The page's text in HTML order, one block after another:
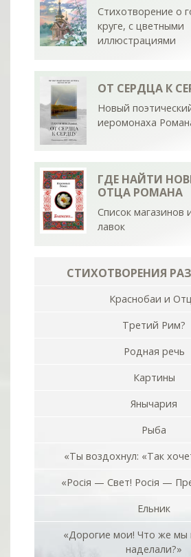
Стихотворение о
круге, с цветными
иллюстрациями
ОТ СЕРДЦА К
Новый
иеромонаха
ГДЕ НАЙТИ
ОТЦА РОМАНА
Список магазинов
лавок
СТИХОТВОРЕНИЯ
Краснобаи и
Третий Рим?
Родная речь
Картины
Янычария
Рыба
«Ты воздохнул: «Так
«Росiя — Свет! Росiя —
Ельник
«Дорогие мои! Что же мы
наделали?»